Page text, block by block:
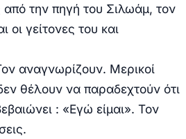
από την πηγή του Σιλωάμ, τον
οι γείτονες του και
αναγνωρίζουν. Μερικοί
θέλουν να παραδεχτούν ότι
: «Εγώ είμαι». Τον